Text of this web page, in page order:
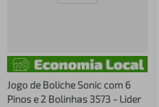
Jogo de Boliche Sonic com 6
Pinos e 2 Bolinhas 3573 - Lider